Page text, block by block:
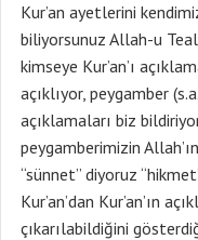
Kur’an ayetlerini
biliyorsunuz Allah-u
kimseye Kur’an’ı
açıklıyor, peygamber
açıklamaları biz
peygamberimizin
“sünnet” diyoruz
Kur’an’dan Kur’an’ın
çıkarılabildiğini